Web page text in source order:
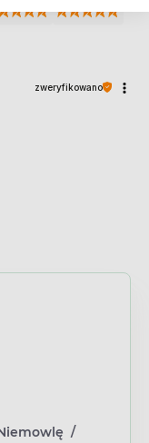
zweryfikowano
/